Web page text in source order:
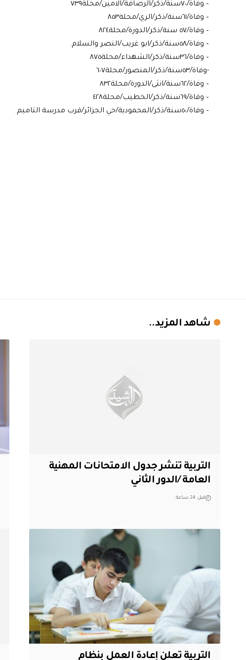
– وفاة/٧٠سنة/ذكر/الرصافة/الامين/محلة٧٣٩
– وفاة/٦١سنة/ذكر/الري/محلة٨٥٣
– وفاة/٥٧ سنة/ذكر/الدورة/محلة٨٢٤
– وفاة/٥٨سنة/ذكر/ابو غريب/النصر والسلام.
– وفاة/٣٦سنة/ذكر/الشهداء/محلة٨٧٥
-وفاة/٥٣سنة/ذكر/المنصور/محلة٦٠٧
– وفاة/٦٢سنة/انثى/الدورة/محلة٨٣٢
– وفاة/٦٩سنة/ذكر/الخطيب/محلة٤٢٨
– وفاة/٥٠سنة/ذكر/المحمودية/حي الجزائر/قرب مدرسة التاميم.
شاهد المزيد..
التربية تنشر جدول الامتحانات المهنية
العامة /الدور الثاني
قبل 24 ساعة
التربية تعلن إعادة العمل بنظام